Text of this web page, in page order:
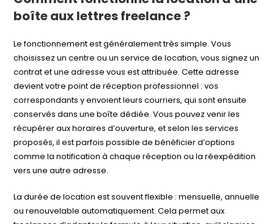
boîte aux lettres freelance ?
Le fonctionnement est généralement très simple. Vous
choisissez un centre ou un service de location, vous signez un
contrat et une adresse vous est attribuée. Cette adresse
devient votre point de réception professionnel : vos
correspondants y envoient leurs courriers, qui sont ensuite
conservés dans une boîte dédiée. Vous pouvez venir les
récupérer aux horaires d’ouverture, et selon les services
proposés, il est parfois possible de bénéficier d’options
comme la notification à chaque réception ou la réexpédition
vers une autre adresse.
La durée de location est souvent flexible : mensuelle, annuelle
ou renouvelable automatiquement. Cela permet aux